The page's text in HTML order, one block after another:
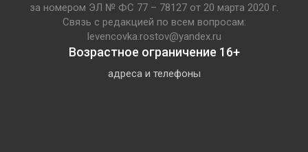
за номером ЭЛ № ФС 77 – 78127 от 20 марта 2020 г.
Связь с редакцией по всем вопросам:
levencovka.rostov@yandex.ru
Возрастное ограничение 16+
адреса и телефоны